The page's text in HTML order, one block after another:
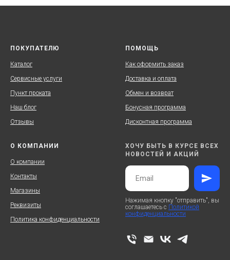
ПОКУПАТЕЛЮ
Каталог
Сервисные услуги
Пункт проката
Наш блог
Отзывы
ПОМОЩЬ
Как оформить заказ
Доставка и оплата
Обмен и возврат
Бонусная программа
Дисконтная программа
О КОМПАНИИ
О компании
Контакты
Магазины
Реквизиты
Политика конфиденциальности
ХОЧУ БЫТЬ В КУРСЕ ВСЕХ
НОВОСТЕЙ И АКЦИЙ
Нажимая кнопку "отправить", вы
соглашаетесь с Политикой
конфиденциальности